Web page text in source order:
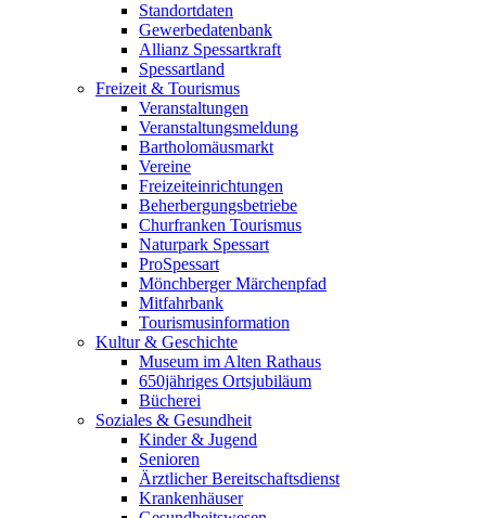
Standortdaten
Gewerbedatenbank
Allianz Spessartkraft
Spessartland
Freizeit & Tourismus
Veranstaltungen
Veranstaltungsmeldung
Bartholomäusmarkt
Vereine
Freizeiteinrichtungen
Beherbergungsbetriebe
Churfranken Tourismus
Naturpark Spessart
ProSpessart
Mönchberger Märchenpfad
Mitfahrbank
Tourismusinformation
Kultur & Geschichte
Museum im Alten Rathaus
650jähriges Ortsjubiläum
Bücherei
Soziales & Gesundheit
Kinder & Jugend
Senioren
Ärztlicher Bereitschaftsdienst
Krankenhäuser